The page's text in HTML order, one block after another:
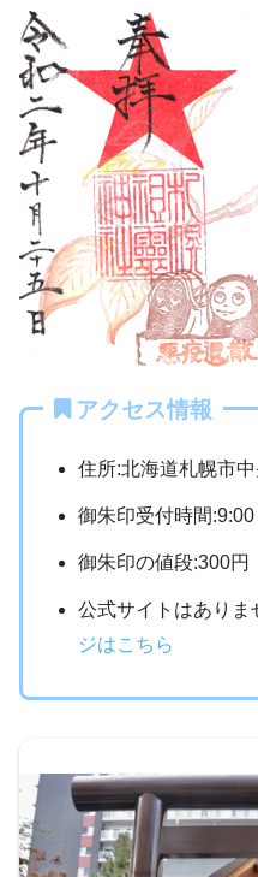
アクセス情報
住所:北海道札幌市
御朱印受付時間
御朱印の値段:300円
公式サイトはあり
ジはこちら